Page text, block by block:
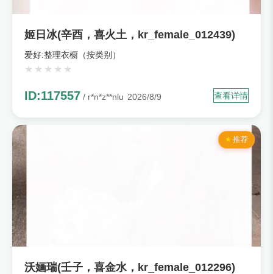
姬日冰(辛酉，喜火土，kr_female_012439)
爱好:整理衣橱（按类别）
ID:117557 / r*n*z**nlu 2026/8/9 查看详情
推荐
沃婳瑞(壬子，喜金水，kr_female_012296)